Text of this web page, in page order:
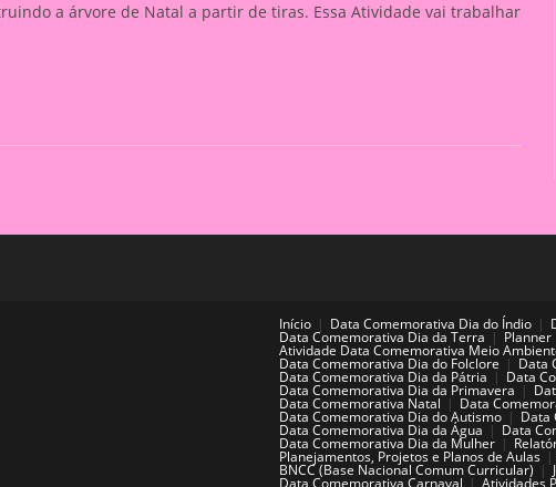
a árvore de Natal a partir de tiras. Essa Atividade vai trabalhar
Início Data Comemorativa Dia do Índio
Data Comemorativa Dia da Terra Planner
Atividade Data Comemorativa Meio
Data Comemorativa Dia do Folclore Data
Data Comemorativa Dia da Pátria Data
Data Comemorativa Dia da Primavera
Data Comemorativa Natal Data
Data Comemorativa Dia do Autismo Data
Data Comemorativa Dia da Água Data
Data Comemorativa Dia da Mulher
Planejamentos, Projetos e Planos de Aulas
BNCC (Base Nacional Comum Curricular)
Data Comemorativa Carnaval Atividades